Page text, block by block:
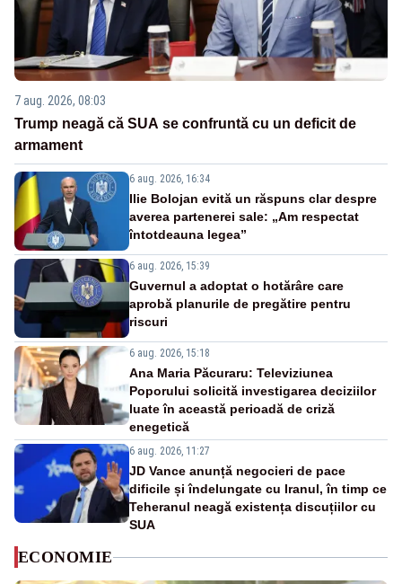
7 aug. 2026, 08:03
Trump neagă că SUA se confruntă cu un deficit de
armament
6 aug. 2026, 16:34
Ilie Bolojan evită un răspuns clar despre
averea partenerei sale: „Am respectat
întotdeauna legea”
6 aug. 2026, 15:39
Guvernul a adoptat o hotărâre care
aprobă planurile de pregătire pentru
riscuri
6 aug. 2026, 15:18
Ana Maria Păcuraru: Televiziunea
Poporului solicită investigarea deciziilor
luate în această perioadă de criză
enegetică
6 aug. 2026, 11:27
JD Vance anunță negocieri de pace
dificile și îndelungate cu Iranul, în timp ce
Teheranul neagă existența discuțiilor cu
SUA
ECONOMIE